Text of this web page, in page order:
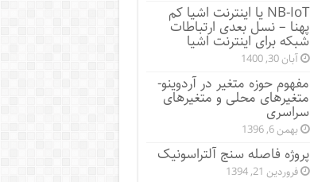
NB-IoT یا اینترنت اشیا کم
پهنا – نسل بعدی ارتباطات
شبکه برای اینترنت اشیا
آبان 30, 1400
مفهوم حوزه متغیر در آردوینو-
متغیرهای محلی و متغیرهای
سراسری
بهمن 6, 1396
پروژه فاصله سنج آلتراسونیک
فروردین 21, 1394